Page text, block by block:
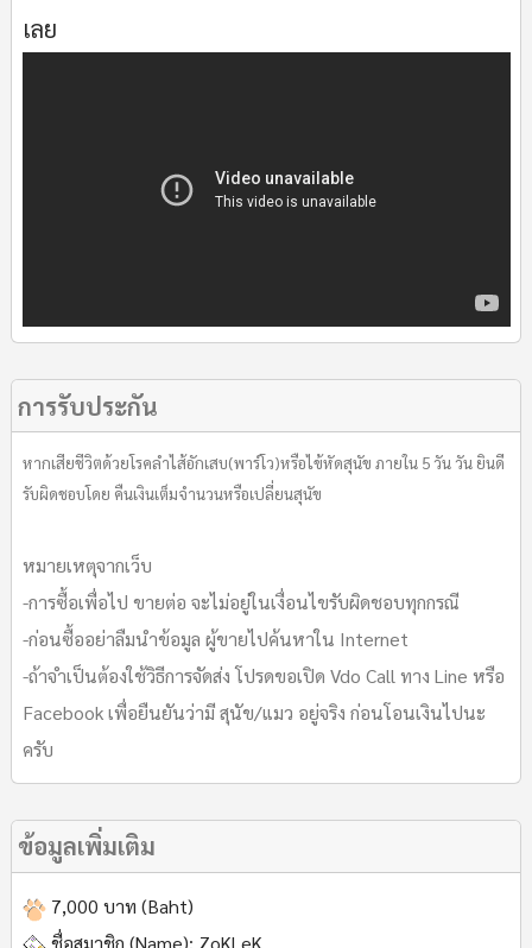
เลย
การรับประกัน
หากเสียชีวิตด้วยโรคลำไส้อักเสบ(พาร์โว)หรือไข้หัดสุนัข ภายใน 5 วัน วัน ยินดี
รับผิดชอบโดย คืนเงินเต็มจำนวนหรือเปลี่ยนสุนัข
หมายเหตุจากเว็บ
-การซื้อเพื่อไป ขายต่อ จะไม่อยู่ในเงื่อนไขรับผิดชอบทุกกรณี
-ก่อนซื้ออย่าลืมนำข้อมูล ผู้ขายไปค้นหาใน Internet
-ถ้าจำเป็นต้องใช้วิธีการจัดส่ง โปรดขอเปิด Vdo Call ทาง Line หรือ
Facebook เพื่อยืนยันว่ามี สุนัข/แมว อยู่จริง ก่อนโอนเงินไปนะ
ครับ
ข้อมูลเพิ่มเติม
7,000 บาท (Baht)